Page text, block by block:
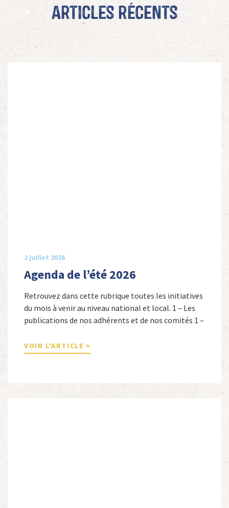
Articles récents
2 juillet 2026
Agenda de l’été 2026
Retrouvez dans cette rubrique toutes les initiatives
du mois à venir au niveau national et local. 1 – Les
publications de nos adhérents et de nos comités 1 –
Cordeboeuf, Christophe Touron et Agnès Dioné,
Nouvelles Sources Éditions, 2026. Ils venaient
autres […]
VOIR L'ARTICLE >